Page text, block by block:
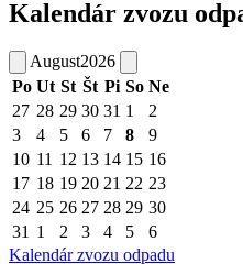
Kalendár zvozu
August2026
Po Ut St Št Pi So Ne
27 28 29 30 31 1
2
3
4 5 6 7 8
9
10 11 12 13 14 15 16
17 18 19 20 21 22 23
24 25 26 27 28 29 30
31 1 2 3 4 5
6
Kalendár zvozu odpadu